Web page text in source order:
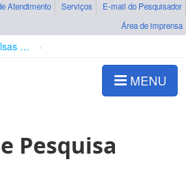
Atendimento Serviços
E-mail do Pesquisador
Área de imprensa
Bolsas e Auxílios Vigentes
MENU
Pesquisa